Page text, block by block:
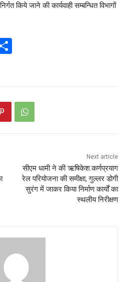
किये जाने की कार्यवाही सम्बन्धित विभागों
Next article
सीएम धामी ने की ऋषिकेश.कर्णप्रयाग
रेल परियोजना की समीक्षा, गुल्लर डोगी
सुरंग में जाकर किया निर्माण कार्यों का
स्थलीय निरीक्षण